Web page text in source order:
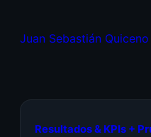
Juan Sebastián Quiceno
Resultados & KPIs +